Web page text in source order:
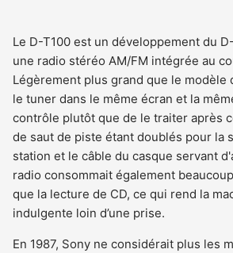
Le D-T100 est un développement du
une radio stéréo AM/FM intégrée au
Légèrement plus grand que le modèle
le tuner dans le même écran et la
contrôle plutôt que de le traiter après
de saut de piste étant doublés pour la
station et le câble du casque servant
radio consommait également
que la lecture de CD, ce qui rend la
indulgente loin d’une prise.
En 1987, Sony ne considérait plus les